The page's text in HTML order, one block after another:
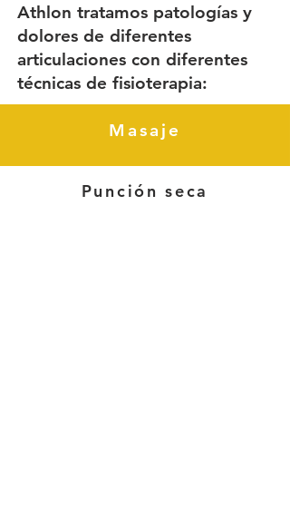
Athlon tratamos patologías y
dolores de diferentes
articulaciones con diferentes
técnicas de fisioterapia:
Masaje
Punción seca